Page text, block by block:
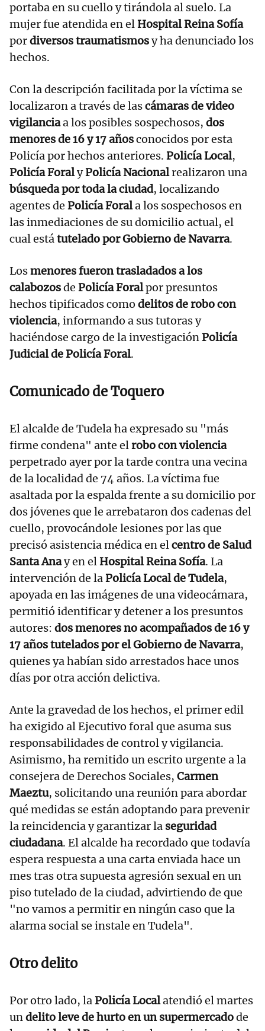
portaba en su cuello y tirándola al suelo. La
mujer fue atendida en el Hospital Reina Sofía
pordiversos traumatismosy ha denunciado los
hechos.
Con la descripción facilitada por la víctima se
localizaron a través de lascámaras de video
vigilanciaa los posibles sospechosos, dos
menores de 16 y 17 añosconocidos por esta
Policía por hechos anteriores. Policía Local,
Policía ForalyPolicía Nacionalrealizaron una
búsqueda por toda la ciudad, localizando
agentes de Policía Forala los sospechosos en
las inmediaciones de su domicilio actual, el
cual estátutelado por Gobierno de Navarra.
Losmenores fueron trasladados a los
calabozosde Policía Foralpor presuntos
hechos tipificados como delitos de robo con
violencia, informando a sus tutoras y
haciéndose cargo de la investigaciónPolicía
Judicial de Policía Foral.
Comunicado de Toquero
El alcalde de Tudela ha expresado su "más
firme condena" ante elrobo con violencia
perpetrado ayer por la tarde contra una vecina
de la localidad de 74 años. La víctima fue
asaltada por la espalda frente a su domicilio por
dos jóvenes que le arrebataron dos cadenas del
cuello, provocándole lesiones por las que
precisó asistencia médica en elcentro de Salud
Santa Anay en el Hospital Reina Sofía. La
intervención de laPolicía Local de Tudela,
apoyada en las imágenes de una videocámara,
permitió identificar y detener a los presuntos
autores: dos menores no acompañados de 16 y
17 años tutelados por el Gobierno de Navarra,
quienes ya habían sido arrestados hace unos
días por otra acción delictiva.
Ante la gravedad de los hechos, el primer edil
ha exigido al Ejecutivo foral que asuma sus
responsabilidades de control y vigilancia.
Asimismo, ha remitido un escrito urgente a la
consejera de Derechos Sociales, Carmen
Maeztu, solicitando una reunión para abordar
qué medidas se están adoptando para prevenir
la reincidencia y garantizar la seguridad
ciudadana. El alcalde ha recordado que todavía
espera respuesta a una carta enviada hace un
mes tras otra supuesta agresión sexual en un
piso tutelado de la ciudad, advirtiendo de que
"no vamos a permitir en ningún caso que la
alarma social se instale en Tudela".
Otro delito
Por otro lado, laPolicía Localatendió el martes
undelito leve de hurto en un supermercadode